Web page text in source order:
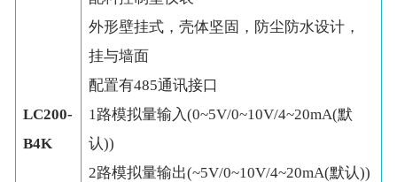
LC200-
B4K
外形壁挂式，壳体坚固，防尘防水设计，
挂与墙面
配置有485通讯接口
1路模拟量输入(0~5V/0~10V/4~20mA(默
认))
2路模拟量输出(~5V/0~10V/4~20mA(默认))